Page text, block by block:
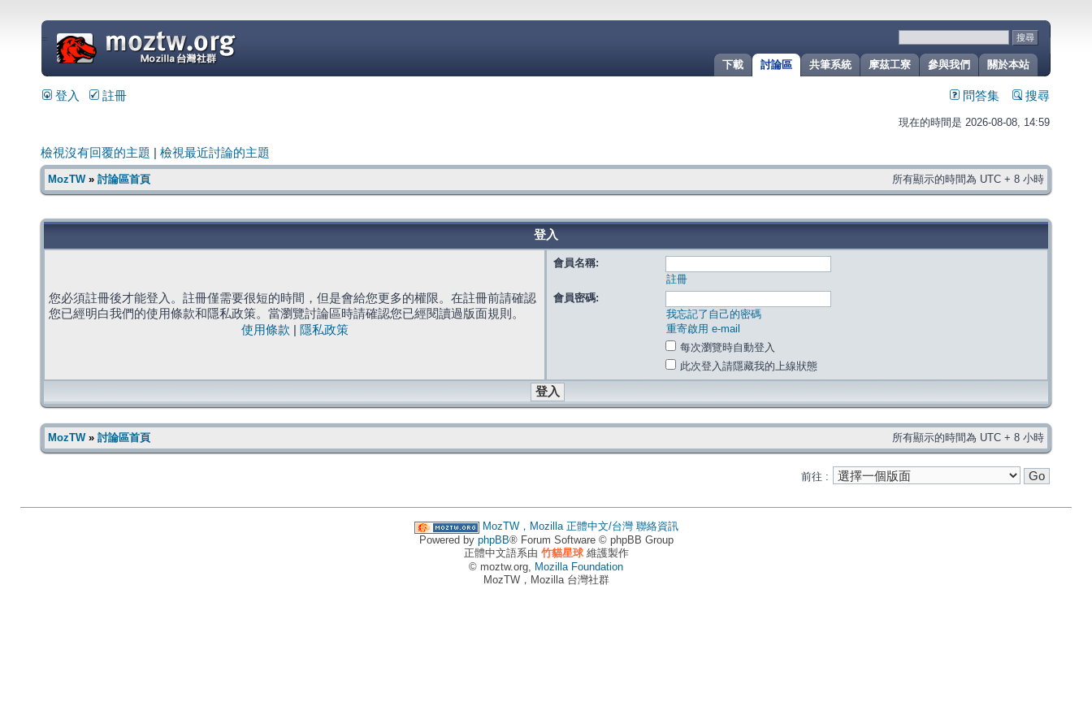
關於本站
參與我們
摩茲工寮
共筆系統
討論區
下載
=
登入 註冊 問答集 搜尋
現在的時間是 2026-08-08, 14:59
檢視沒有回覆的主題 檢視最近討論的主題
MozTW» 討論區首頁 所有顯示的時間為 UTC + 8 小時
登入
您必須註冊後才能登入。註冊僅需要很短的時間，但是會給您更多的權限。在註冊前請確認
您已經明白我們的使用條款和隱私政策。當瀏覽討論區時請確認您已經閱讀過版面規則。
使用條款
隱私政策
會員名稱:
註冊
會員密碼:
我忘記了自己的密碼
重寄啟用 e-mail
每次瀏覽時自動登入
此次登入請隱藏我的上線狀態
MozTW» 討論區首頁 所有顯示的時間為 UTC + 8 小時
前往 :
MozTW，Mozilla 正體中文/台灣 聯絡資訊
Powered by phpBB® Forum Software © phpBB Group
正體中文語系由 竹貓星球維護製作
© moztw.org, Mozilla Foundation
MozTW，Mozilla 台灣社群